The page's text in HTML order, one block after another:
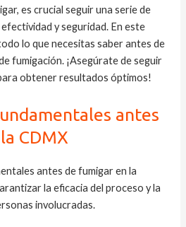
es crucial seguir una serie de
y seguridad. En este
lo que necesitas saber antes de
fumigación. ¡Asegúrate de seguir
obtener resultados óptimos!
antes
CDMX
antes de fumigar en la
la eficacia del proceso y la
involucradas.